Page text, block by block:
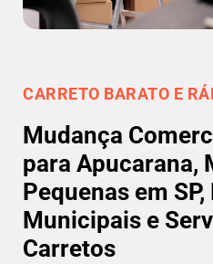
CARRETO BARATO E
Mudança
para Apucarana,
Pequenas em
Municipais e
Carretos